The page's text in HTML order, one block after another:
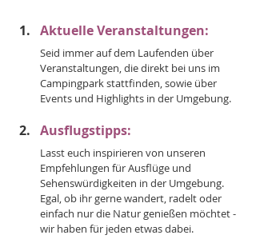
Aktuelle Veranstaltungen:
Seid immer auf dem Laufenden über
Veranstaltungen, die direkt bei uns im
Campingpark stattfinden, sowie über
Events und Highlights in der Umgebung.
Ausflugstipps:
Lasst euch inspirieren von unseren
Empfehlungen für Ausflüge und
Sehenswürdigkeiten in der Umgebung.
Egal, ob ihr gerne wandert, radelt oder
einfach nur die Natur genießen möchtet -
wir haben für jeden etwas dabei.